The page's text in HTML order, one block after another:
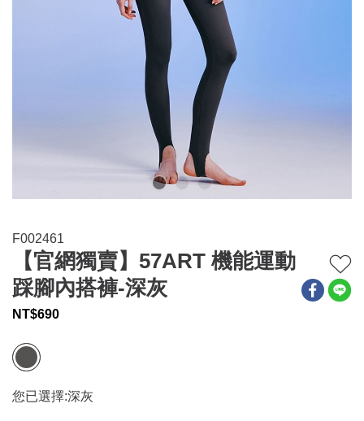
F002461
【官網獨賣】57ART 機能運動
踩腳內搭褲-深灰
NT$690
您已選擇:深灰